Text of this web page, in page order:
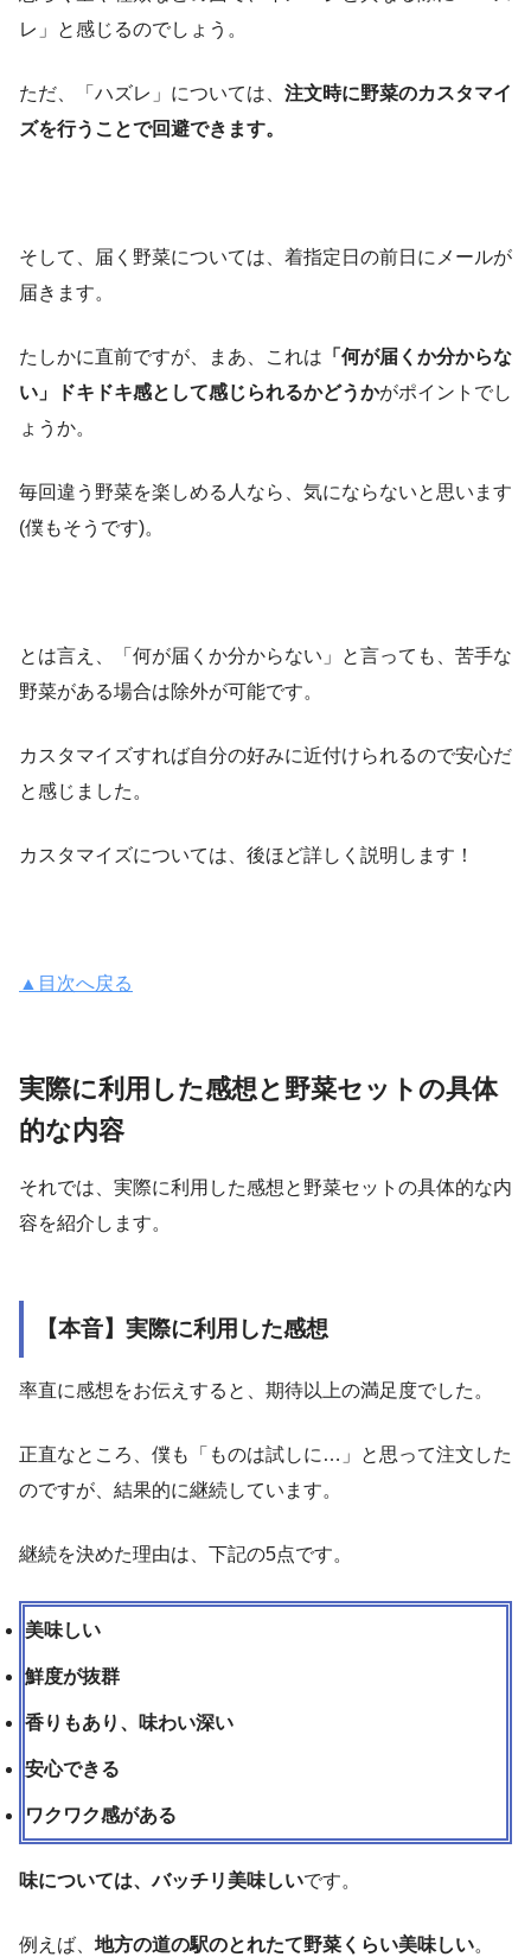
レ」と感じるのでしょう。
ただ、「ハズレ」については、 注文時に野菜のカスタマイ
ズを行うことで回避できます。
そして、届く野菜については、着指定日の前日にメールが
届きます。
たしかに直前ですが、まあ、これは 「何が届くか分からな
い」ドキドキ感として感じられるかどうかがポイントでし
ょうか。
毎回違う野菜を楽しめる人なら、気にならないと思います
(僕もそうです)。
とは言え、「何が届くか分からない」と言っても、苦手な
野菜がある場合は除外が可能です。
カスタマイズすれば自分の好みに近付けられるので安心だ
と感じました。
カスタマイズについては、後ほど詳しく説明します！
▲目次へ戻る
実際に利用した感想と野菜セットの具体
的な内容
それでは、実際に利用した感想と野菜セットの具体的な内
容を紹介します。
【本音】実際に利用した感想
率直に感想をお伝えすると、期待以上の満足度でした。
正直なところ、僕も「ものは試しに…」と思って注文した
のですが、結果的に継続しています。
継続を決めた理由は、下記の5点です。
美味しい
鮮度が抜群
香りもあり、味わい深い
安心できる
ワクワク感がある
味については、バッチリ美味しいです。
例えば、 地方の道の駅のとれたて野菜くらい美味しい。